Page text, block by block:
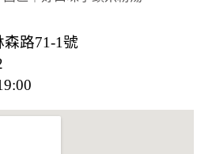
路71-1號